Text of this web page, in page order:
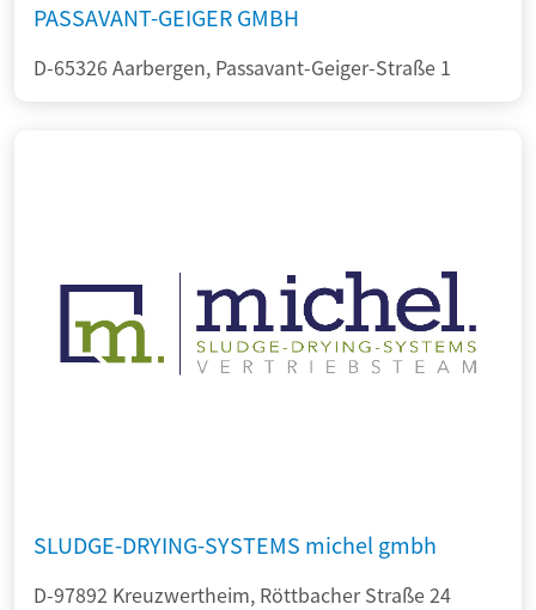
PASSAVANT-GEIGER GMBH
D-65326 Aarbergen, Passavant-Geiger-Straße 1
SLUDGE-DRYING-SYSTEMS michel gmbh
D-97892 Kreuzwertheim, Röttbacher Straße 24